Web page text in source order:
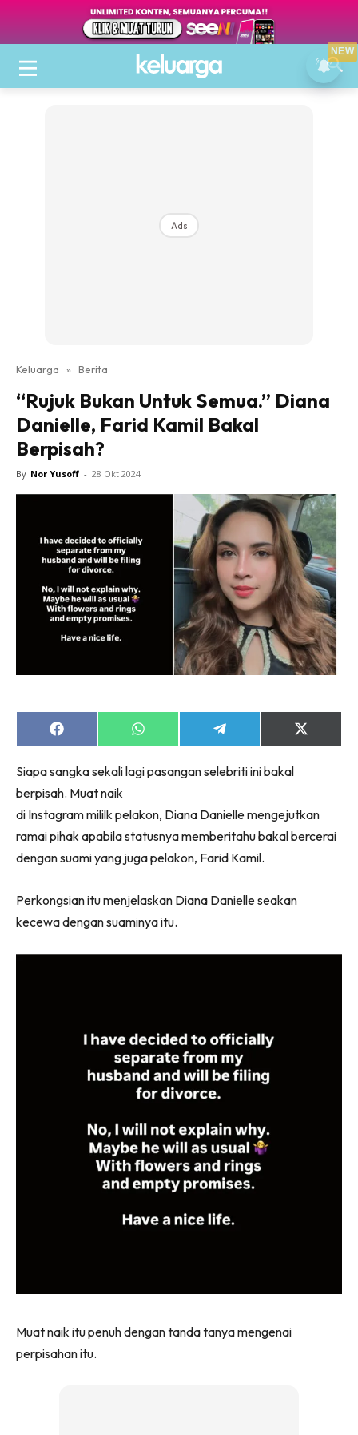
Ads
Keluarga » Berita
“Rujuk Bukan Untuk Semua.” Diana
Danielle, Farid Kamil Bakal
Berpisah?
By Nor Yusoff - 28 Okt 2024
Share
on
Share
on
Share
on
Share
on
Siapa sangka sekali lagi pasangan selebriti ini bakal
berpisah. Muat naik
di Instagram mililk pelakon, Diana Danielle mengejutkan
ramai pihak apabila statusnya memberitahu bakal bercerai
dengan suami yang juga pelakon, Farid Kamil.
Perkongsian itu menjelaskan Diana Danielle seakan
kecewa dengan suaminya itu.
Muat naik itu penuh dengan tanda tanya mengenai
perpisahan itu.
NEW